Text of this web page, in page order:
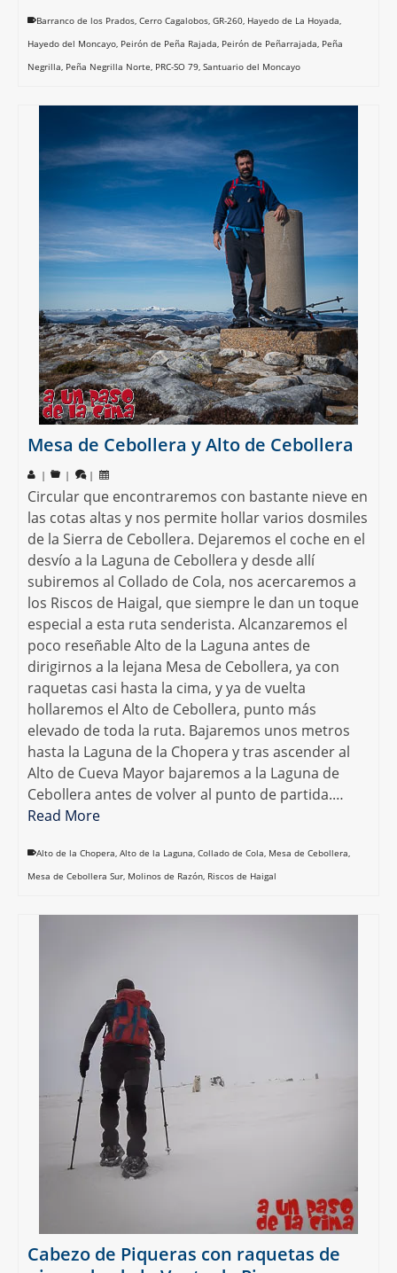
Barranco de los Prados, Cerro Cagalobos, GR-260, Hayedo de La Hoyada,
Hayedo del Moncayo, Peirón de Peña Rajada, Peirón de Peñarrajada, Peña
Negrilla, Peña Negrilla Norte, PRC-SO 79, Santuario del Moncayo
Mesa de Cebollera y Alto de Cebollera
| | |
Circular que encontraremos con bastante nieve en
las cotas altas y nos permite hollar varios dosmiles
de la Sierra de Cebollera. Dejaremos el coche en el
desvío a la Laguna de Cebollera y desde allí
subiremos al Collado de Cola, nos acercaremos a
los Riscos de Haigal, que siempre le dan un toque
especial a esta ruta senderista. Alcanzaremos el
poco reseñable Alto de la Laguna antes de
dirigirnos a la lejana Mesa de Cebollera, ya con
raquetas casi hasta la cima, y ya de vuelta
hollaremos el Alto de Cebollera, punto más
elevado de toda la ruta. Bajaremos unos metros
hasta la Laguna de la Chopera y tras ascender al
Alto de Cueva Mayor bajaremos a la Laguna de
Cebollera antes de volver al punto de partida.…
Read More
Alto de la Chopera, Alto de la Laguna, Collado de Cola, Mesa de Cebollera,
Mesa de Cebollera Sur, Molinos de Razón, Riscos de Haigal
Cabezo de Piqueras con raquetas de